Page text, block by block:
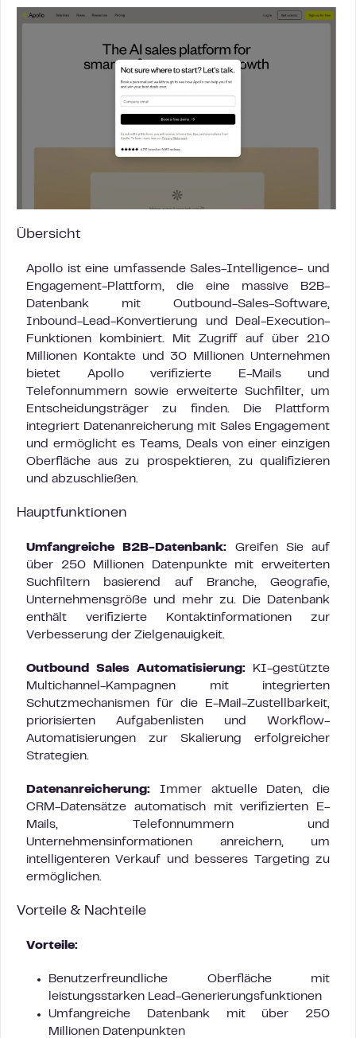
Übersicht
Apollo ist eine umfassende Sales-Intelligence- und
Engagement-Plattform, die eine massive B2B-
Datenbank mit Outbound-Sales-Software,
Inbound-Lead-Konvertierung und Deal-Execution-
Funktionen kombiniert. Mit Zugriff auf über 210
Millionen Kontakte und 30 Millionen Unternehmen
bietet Apollo verifizierte E-Mails und
Telefonnummern sowie erweiterte Suchfilter, um
Entscheidungsträger zu finden. Die Plattform
integriert Datenanreicherung mit Sales Engagement
und ermöglicht es Teams, Deals von einer einzigen
Oberfläche aus zu prospektieren, zu qualifizieren
und abzuschließen.
Hauptfunktionen
Umfangreiche B2B-Datenbank: Greifen Sie auf
über 250 Millionen Datenpunkte mit erweiterten
Suchfiltern basierend auf Branche, Geografie,
Unternehmensgröße und mehr zu. Die Datenbank
enthält verifizierte Kontaktinformationen zur
Verbesserung der Zielgenauigkeit.
Outbound Sales Automatisierung: KI-gestützte
Multichannel-Kampagnen mit integrierten
Schutzmechanismen für die E-Mail-Zustellbarkeit,
priorisierten Aufgabenlisten und Workflow-
Automatisierungen zur Skalierung erfolgreicher
Strategien.
Datenanreicherung: Immer aktuelle Daten, die
CRM-Datensätze automatisch mit verifizierten E-
Mails, Telefonnummern und
Unternehmensinformationen anreichern, um
intelligenteren Verkauf und besseres Targeting zu
ermöglichen.
Vorteile & Nachteile
Vorteile:
Benutzerfreundliche Oberfläche mit
leistungsstarken Lead-Generierungsfunktionen
Umfangreiche Datenbank mit über 250
Millionen Datenpunkten